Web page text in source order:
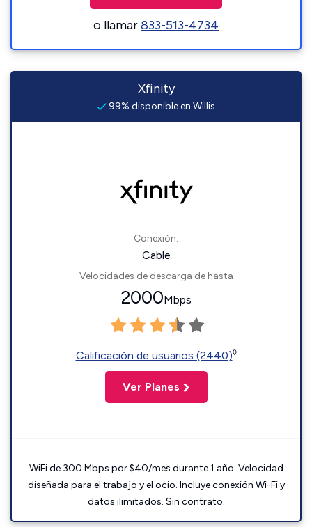
o llamar833-513-4734
Xfinity
99% disponible en Willis
Conexión:
Cable
Velocidades de descarga de hasta
2000Mbps
Calificación de usuarios (2440)◊
Ver Planes
WiFi de 300 Mbps por $40/mes durante 1 año. Velocidad
diseñada para el trabajo y el ocio. Incluye conexión Wi-Fi y
datos ilimitados. Sin contrato.